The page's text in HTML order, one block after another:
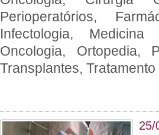
Perioperatórios,
Infectologia, Medicina
Oncologia, Ortopedia,
Transplantes,
25/